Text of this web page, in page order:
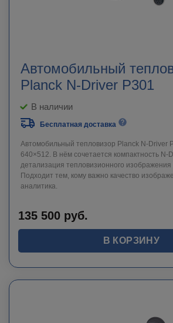
Автомобильный
Planck N-Driver P301
В наличии
Бесплатная доставка
Автомобильный тепловизор Planck N-Driver
640×512. В нём сочетается компактность N-
детализация тепловизионного
Подходит тем, кому важно качество
аналитика.
135 500 руб.
В КОРЗИНУ